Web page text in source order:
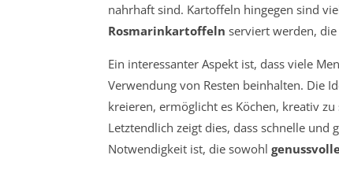
nahrhaft sind. Kartoffeln hingegen sind
Rosmarinkartoffeln serviert werden,
Ein interessanter Aspekt ist, dass viele
Verwendung von Resten beinhalten. Die
kreieren, ermöglicht es Köchen, kreativ
Letztendlich zeigt dies, dass schnelle
Notwendigkeit ist, die sowohl